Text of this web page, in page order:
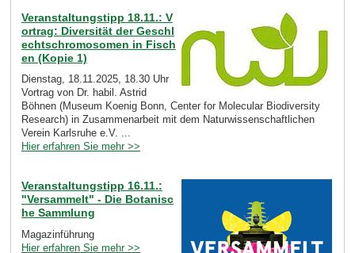
Veranstaltungstipp 18.11.: V
ortrag: Diversität der Geschl
echtschromosomen in Fisch
en (Kopie 1)
Dienstag, 18.11.2025, 18.30 Uhr
Vortrag von Dr. habil. Astrid
Böhnen (Museum Koenig Bonn, Center for Molecular Biodiversity
Research) in Zusammenarbeit mit dem Naturwissenschaftlichen
Verein Karlsruhe e.V. ...
Hier erfahren Sie mehr >>
Veranstaltungstipp 16.11.:
"Versammelt" - Die Botanisc
he Sammlung
Magazinführung
Hier erfahren Sie mehr >>